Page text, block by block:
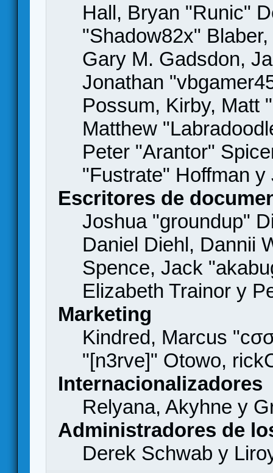
Hall, Bryan "Runic"
"Shadow82x"
Gary M. Gadsdon,
Jonathan
Possum, Kirby, Matt
Matthew
Peter "Arantor"
"Fustrate" Hoffman
Escritores de
Joshua "groundup"
Daniel Diehl, Dannii
Spence, Jack
Elizabeth Trainor y
Marketing
Kindred, Marcus
"[n3rve]" Otowo,
Internacionalizadores
Relyana, Akyhne y
Administradores de
Derek Schwab y